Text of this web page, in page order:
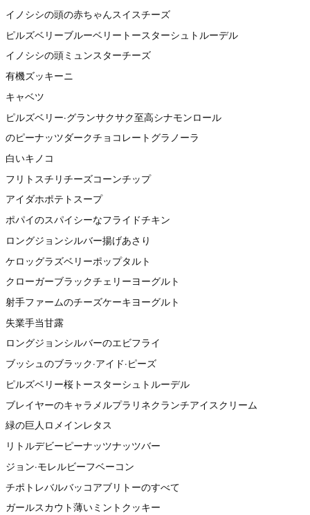
イノシシの頭の赤ちゃんスイスチーズ
ピルズベリーブルーベリートースターシュトルーデル
イノシシの頭ミュンスターチーズ
有機ズッキーニ
キャベツ
ピルズベリー·グランサクサク至高シナモンロール
のピーナッツダークチョコレートグラノーラ
白いキノコ
フリトスチリチーズコーンチップ
アイダホポテトスープ
ポパイのスパイシーなフライドチキン
ロングジョンシルバー揚げあさり
ケロッグラズベリーポップタルト
クローガーブラックチェリーヨーグルト
射手ファームのチーズケーキヨーグルト
失業手当甘露
ロングジョンシルバーのエビフライ
ブッシュのブラック·アイド·ピーズ
ピルズベリー桜トースターシュトルーデル
ブレイヤーのキャラメルプラリネクランチアイスクリーム
緑の巨人ロメインレタス
リトルデビーピーナッツナッツバー
ジョン·モレルビーフベーコン
チポトレバルバッコアブリトーのすべて
ガールスカウト薄いミントクッキー